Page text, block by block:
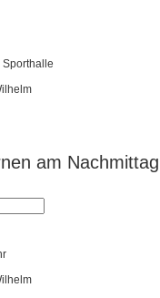
am Nachmittag